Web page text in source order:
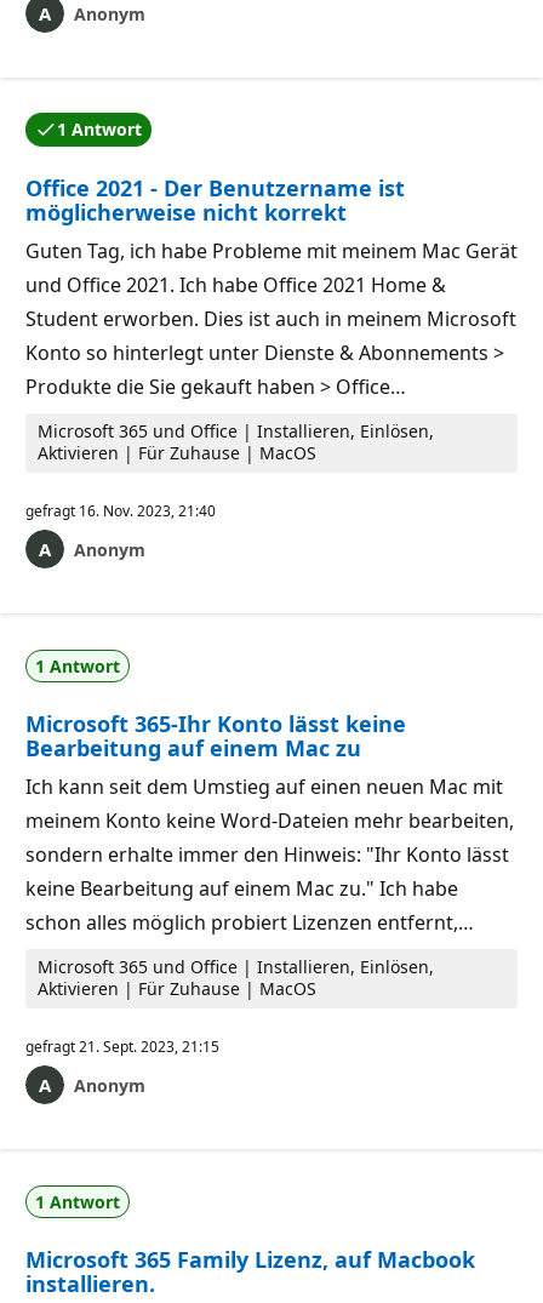
Anonym
1 Antwort
Eine der Antworten wurde vom Autor der Frage
Office 2021 - Der Benutzername ist
möglicherweise nicht korrekt
Guten Tag, ich habe Probleme mit meinem Mac Gerät
und Office 2021. Ich habe Office 2021 Home &
Student erworben. Dies ist auch in meinem Microsoft
Konto so hinterlegt unter Dienste & Abonnements >
Produkte die Sie gekauft haben > Office…
Microsoft 365 und Office | Installieren, Einlösen,
Aktivieren | Für Zuhause | MacOS
gefragt 16. Nov. 2023, 21:40
Anonym
1 Antwort
Microsoft 365-Ihr Konto lässt keine
Bearbeitung auf einem Mac zu
Ich kann seit dem Umstieg auf einen neuen Mac mit
meinem Konto keine Word-Dateien mehr bearbeiten,
sondern erhalte immer den Hinweis: "Ihr Konto lässt
keine Bearbeitung auf einem Mac zu." Ich habe
schon alles möglich probiert Lizenzen entfernt,…
Microsoft 365 und Office | Installieren, Einlösen,
Aktivieren | Für Zuhause | MacOS
gefragt21. Sept. 2023, 21:15
Anonym
1 Antwort
Microsoft 365 Family Lizenz, auf Macbook
installieren.